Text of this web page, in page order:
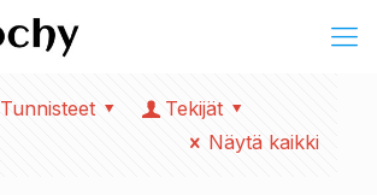
Tunnisteet
Tekijät
Näytä kaikki